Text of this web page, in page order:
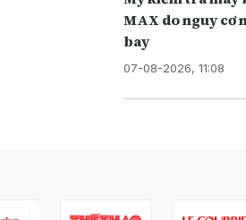
MAX do nguy cơ
bay
07-08-2026, 11:08